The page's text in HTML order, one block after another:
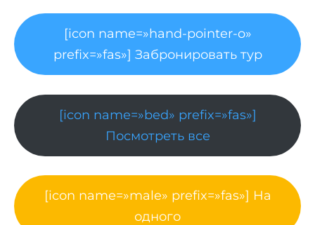
[icon name=»hand-pointer-o»
prefix=»fas»] Забронировать тур
[icon name=»bed» prefix=»fas»]
Посмотреть все
[icon name=»male» prefix=»fas»] На
одного